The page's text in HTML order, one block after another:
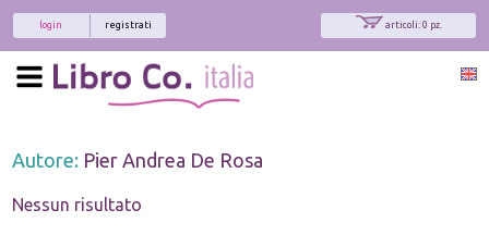
articoli: 0 pz.
registrati
login
Autore: Pier Andrea De Rosa
Nessun risultato